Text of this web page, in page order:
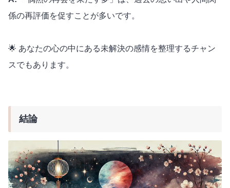
係の再評価を促すことが多いです。
🌟 あなたの心の中にある未解決の感情を整理するチャン
スでもあります。
結論